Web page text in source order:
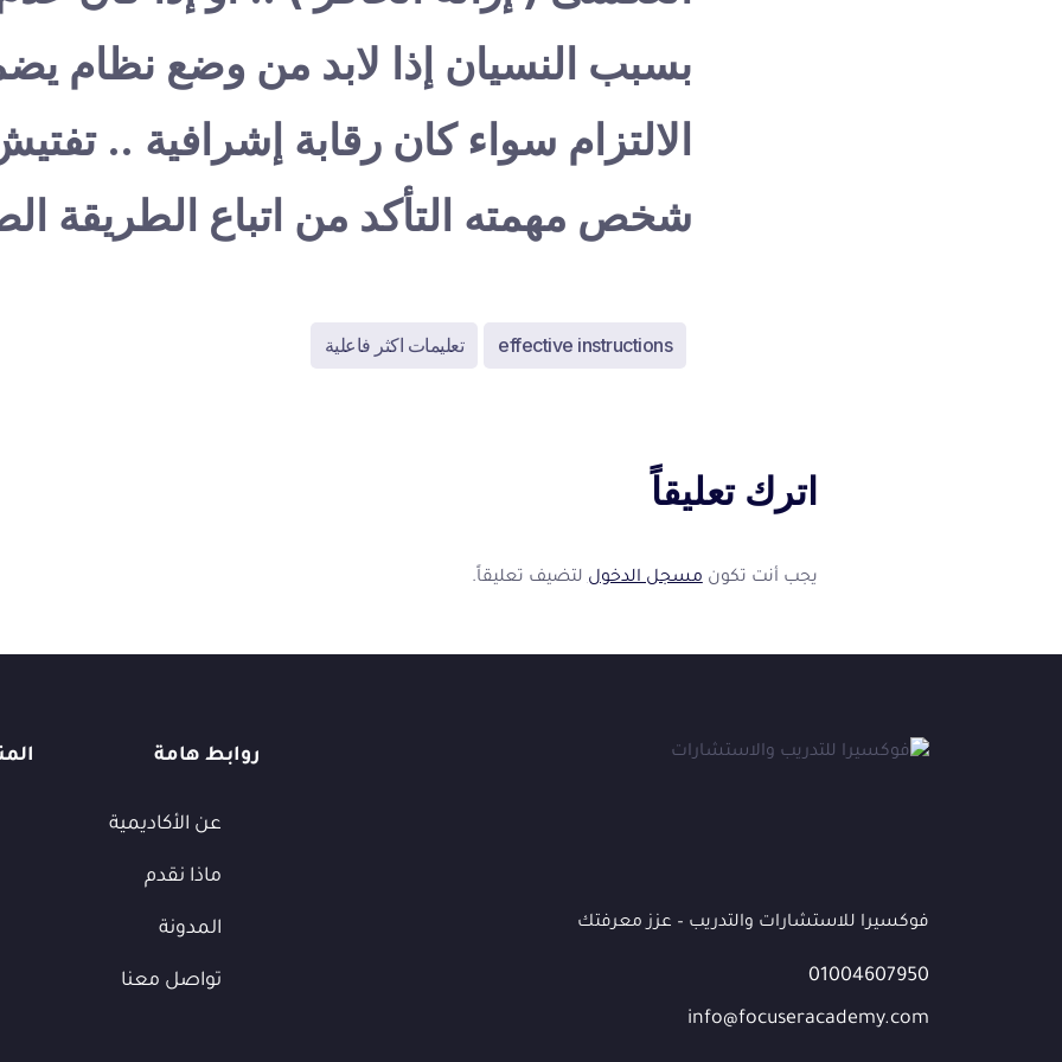
بسبب النسيان إذا لابد من وضع نظام
الالتزام سواء كان رقابة إشرافية ..
شخص مهمته التأكد من اتباع الطريقة
effective instructions تعليمات اكثر فاعلية
اترك تعليقاً
يجب أنت تكونمسجل الدخوللتضيف تعليقاً.
فوكسيرا للاستشارات والتدريب – عزز معرفتك
01004607950
info@focuseracademy.com
روابط هامة
عن الأكاديمية
ماذا نقدم
المدونة
تواصل معنا
👋
الشركة / المؤسسة(اختياري)